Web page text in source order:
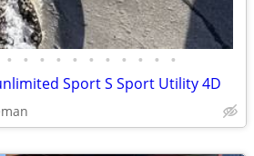
• • • • • • • • • • •
Sport S Sport Utility 4D